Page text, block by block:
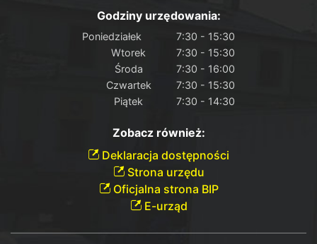
Godziny urzędowania:
Poniedziałek
7:30 - 15:30
Wtorek
7:30 - 15:30
Środa
7:30 - 16:00
Czwartek
7:30 - 15:30
Piątek
7:30 - 14:30
Zobacz również:
Deklaracja dostępności
Strona urzędu
Oficjalna strona BIP
E-urząd